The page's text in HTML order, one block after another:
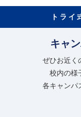
トライ
キャ
ぜひお近く
校内の様
各キャンパ